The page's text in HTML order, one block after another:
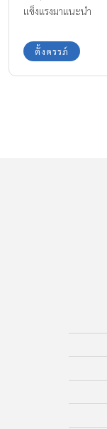
แข็งแรงมาแนะนำ
ตั้งครรภ์